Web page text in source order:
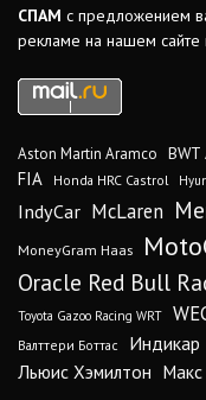
СПАМ с предложением
рекламе на нашем
Aston Martin Aramco BWT
FIA Honda HRC Castrol
IndyCar McLaren
MoneyGram Haas
Oracle Red Bull
Toyota Gazoo Racing WRT
Валттери Боттас
Индикар
Льюис Хэмилтон